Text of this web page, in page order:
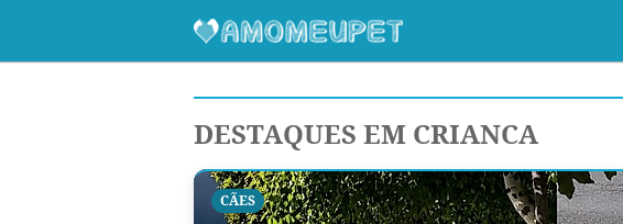
DESTAQUES EM CRIANCA
CÃES